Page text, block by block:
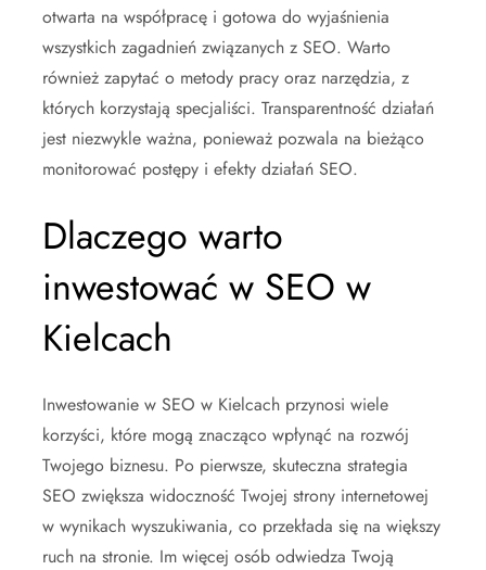
otwarta na współpracę i gotowa do wyjaśnienia
wszystkich zagadnień związanych z SEO. Warto
również zapytać o metody pracy oraz narzędzia, z
których korzystają specjaliści. Transparentność działań
jest niezwykle ważna, ponieważ pozwala na bieżąco
monitorować postępy i efekty działań SEO.
Dlaczego warto
inwestować w SEO w
Kielcach
Inwestowanie w SEO w Kielcach przynosi wiele
korzyści, które mogą znacząco wpłynąć na rozwój
Twojego biznesu. Po pierwsze, skuteczna strategia
SEO zwiększa widoczność Twojej strony internetowej
w wynikach wyszukiwania, co przekłada się na większy
ruch na stronie. Im więcej osób odwiedza Twoją